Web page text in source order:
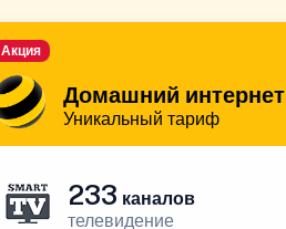
Домашний интернет
Уникальный тариф
Акция
233 каналов
телевидение